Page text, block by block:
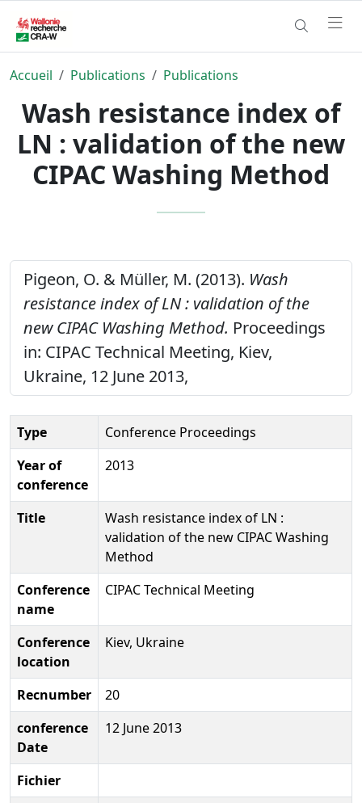
Accueil Publications Publications
Wash resistance index of
LN : validation of the new
CIPAC Washing Method
Pigeon, O. & Müller, M. (2013). Wash
resistance index of LN : validation of the
new CIPAC Washing Method. Proceedings
in: CIPAC Technical Meeting, Kiev,
Ukraine, 12 June 2013,
Type
Conference Proceedings
Year of
conference
2013
Title
Wash resistance index of LN :
validation of the new CIPAC Washing
Method
Conference
name
CIPAC Technical Meeting
Conference
location
Kiev, Ukraine
Recnumber
20
conference
Date
12 June 2013
Fichier